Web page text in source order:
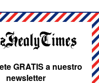
GRATIS a nuestro
newsletter